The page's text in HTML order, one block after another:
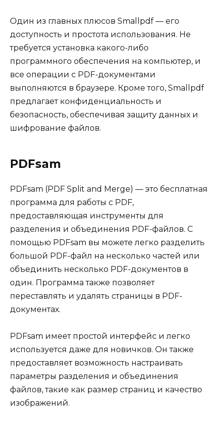
Один из главных плюсов Smallpdf — его
доступность и простота использования. Не
требуется установка какого-либо
программного обеспечения на компьютер, и
все операции с PDF-документами
выполняются в браузере. Кроме того, Smallpdf
предлагает конфиденциальность и
безопасность, обеспечивая защиту данных и
шифрование файлов.
PDFsam
PDFsam (PDF Split and Merge) — это бесплатная
программа для работы с PDF,
предоставляющая инструменты для
разделения и объединения PDF-файлов. С
помощью PDFsam вы можете легко разделить
большой PDF-файл на несколько частей или
объединить несколько PDF-документов в
один. Программа также позволяет
переставлять и удалять страницы в PDF-
документах.
PDFsam имеет простой интерфейс и легко
используется даже для новичков. Он также
предоставляет возможность настраивать
параметры разделения и объединения
файлов, такие как размер страниц и качество
изображений.